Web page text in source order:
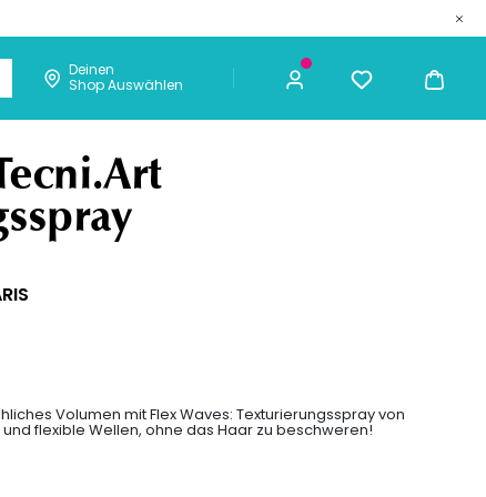
Deinen
Shop Auswählen
Männer Chaarmant
Volumen mit Flex Waves: Texturierungsspray von
flexible Wellen, ohne das Haar zu beschweren!